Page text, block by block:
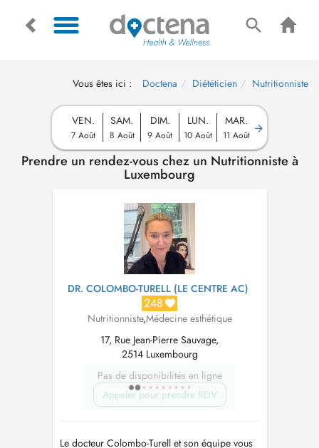
Vous êtes ici : Doctena Diététicien Nutritionniste
VEN.
7 Août
SAM.
8 Août
DIM.
9 Août
LUN.
10 Août
MAR.
11 Août
Prendre un rendez-vous chez un Nutritionniste à
Luxembourg
DR. COLOMBO-TURELL (LE CENTRE AC)
248
Nutritionniste,Médecine esthétique
17, Rue Jean-Pierre Sauvage,
2514 Luxembourg
Pas de disponibilités en ligne
Appeler pour prendre RDV
Le docteur Colombo-Turell et son équipe vous